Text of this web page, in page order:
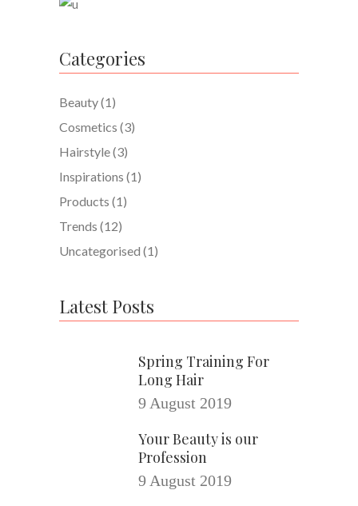
Categories
Beauty(1)
Cosmetics (3)
Hairstyle(3)
Inspirations (1)
Products (1)
Trends (12)
Uncategorised (1)
Latest Posts
Spring Training For
Long Hair
9 August 2019
Your Beauty is our
Profession
9 August 2019